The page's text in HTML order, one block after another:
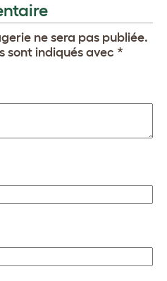
ne sera pas publiée.
sont indiqués avec *